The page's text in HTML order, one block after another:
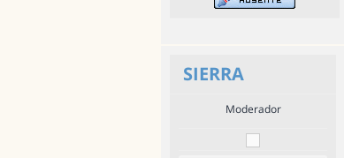
SIERRA
Moderador